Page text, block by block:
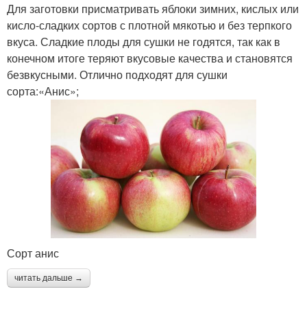
Для заготовки присматривать яблоки зимних, кислых или
кисло-сладких сортов с плотной мякотью и без терпкого
вкуса. Сладкие плоды для сушки не годятся, так как в
конечном итоге теряют вкусовые качества и становятся
безвкусными. Отлично подходят для сушки
сорта:«Анис»;
Сорт анис
читать дальше →